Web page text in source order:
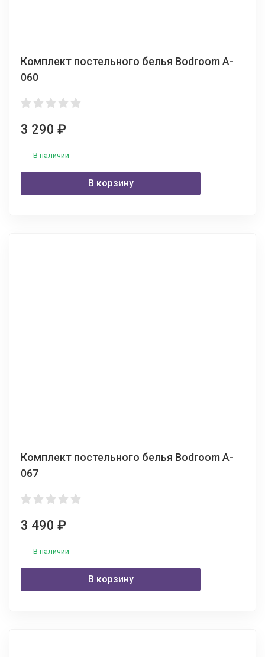
Комплект постельного белья Bodroom A-
060
3 290 ₽
В наличии
В корзину
Комплект постельного белья Bodroom A-
067
3 490 ₽
В наличии
В корзину